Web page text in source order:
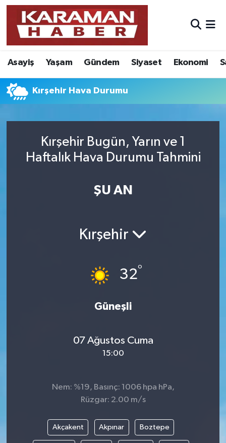
Asayiş Yaşam Gündem Siyaset Ekonomi
Kırşehir Hava Durumu
Kırşehir Bugün, Yarın ve 1
Haftalık Hava Durumu Tahmini
ŞU AN
Kırşehir
32°
Güneşli
07 Ağustos Cuma
15:00
Nem: %19, Basınç: 1006 hpa hPa,
Rüzgar: 2.00 m/s
Akçakent Akpınar Boztepe
Asayiş
Bilim - Teknoloji
Eğitim
Foto Galeri
Nöbetçi Eczaneler
Hava Durumu
Karaman Namaz Vakitleri
Süper Lig Puan Durumu ve Fikstür
Son Dakika Haberleri